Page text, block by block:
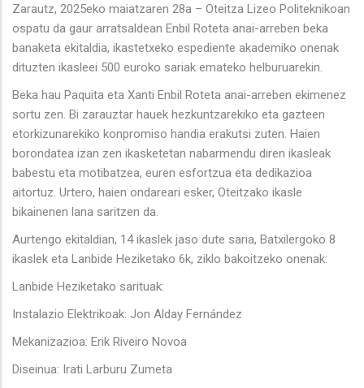
Zarautz, 2025eko maiatzaren 28a – Oteitza Lizeo Politeknikoan
ospatu da gaur arratsaldean Enbil Roteta anai-arreben beka
banaketa ekitaldia, ikastetxeko espediente akademiko onenak
dituzten ikasleei 500 euroko sariak emateko helburuarekin.
Beka hau Paquita eta Xanti Enbil Roteta anai-arreben ekimenez
sortu zen. Bi zarauztar hauek hezkuntzarekiko eta gazteen
etorkizunarekiko konpromiso handia erakutsi zuten. Haien
borondatea izan zen ikasketetan nabarmendu diren ikasleak
babestu eta motibatzea, euren esfortzua eta dedikazioa
aitortuz. Urtero, haien ondareari esker, Oteitzako ikasle
bikainenen lana saritzen da.
Aurtengo ekitaldian, 14 ikaslek jaso dute saria, Batxilergoko 8
ikaslek eta Lanbide Heziketako 6k, ziklo bakoitzeko onenak:
Lanbide Heziketako sarituak:
Instalazio Elektrikoak: Jon Alday Fernández
Mekanizazioa: Erik Riveiro Novoa
Diseinua: Irati Larburu Zumeta